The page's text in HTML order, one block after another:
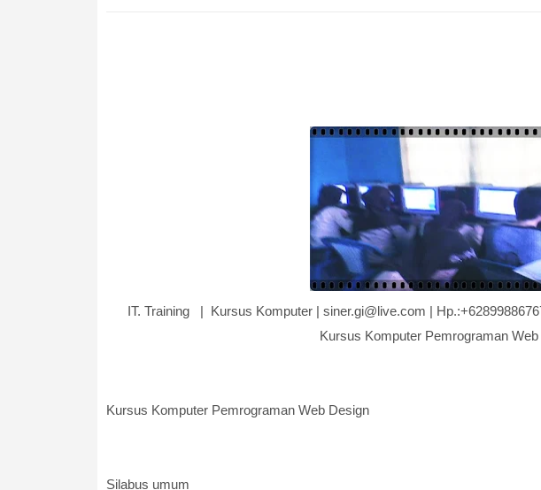
IT. Training | Kursus Komputer | siner.gi@live.com |
Kursus Komputer Pemrograman
Kursus Komputer Pemrograman Web Design
Silabus umum